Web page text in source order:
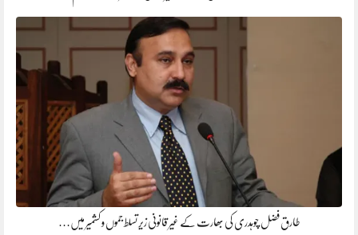
طارق فضل چوہدری کی بھارت کے غیر قانونی زیر تسلط جموں و کشمیر میں…